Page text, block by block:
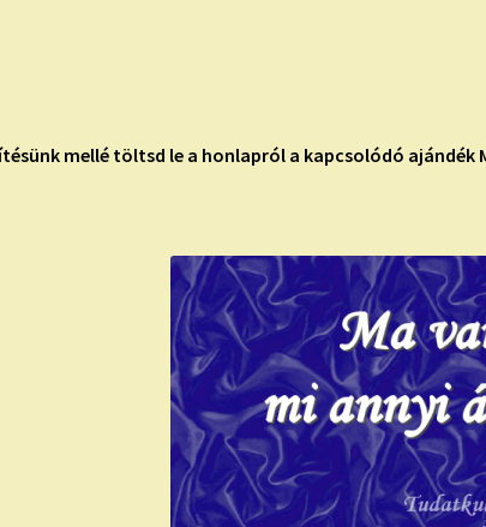
mellé töltsd le a honlapról a kapcsolódó